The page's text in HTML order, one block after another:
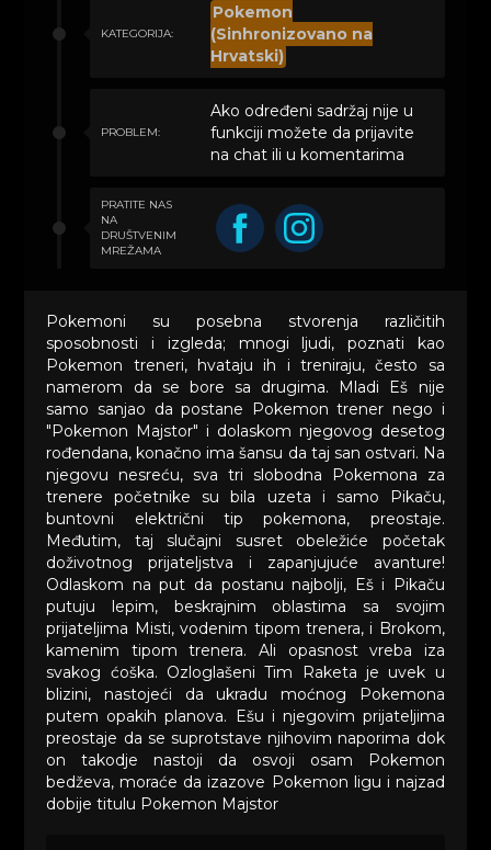
KATEGORIJA:
Pokemon
(Sinhronizovano na
Hrvatski)
PROBLEM:
Ako određeni sadržaj nije u
funkciji možete da prijavite
na chat ili u komentarima
PRATITE NAS
NA
DRUŠTVENIM
MREŽAMA
Pokemoni su posebna stvorenja različitih
sposobnosti i izgleda; mnogi ljudi, poznati kao
Pokemon treneri, hvataju ih i treniraju, često sa
namerom da se bore sa drugima. Mladi Eš nije
samo sanjao da postane Pokemon trener nego i
"Pokemon Majstor" i dolaskom njegovog desetog
rođendana, konačno ima šansu da taj san ostvari. Na
njegovu nesreću, sva tri slobodna Pokemona za
trenere početnike su bila uzeta i samo Pikaču,
buntovni električni tip pokemona, preostaje.
Međutim, taj slučajni susret obeležiće početak
doživotnog prijateljstva i zapanjujuće avanture!
Odlaskom na put da postanu najbolji, Eš i Pikaču
putuju lepim, beskrajnim oblastima sa svojim
prijateljima Misti, vodenim tipom trenera, i Brokom,
kamenim tipom trenera. Ali opasnost vreba iza
svakog ćoška. Ozloglašeni Tim Raketa je uvek u
blizini, nastojeći da ukradu moćnog Pokemona
putem opakih planova. Ešu i njegovim prijateljima
preostaje da se suprotstave njihovim naporima dok
on takodje nastoji da osvoji osam Pokemon
bedževa, moraće da izazove Pokemon ligu i najzad
dobije titulu Pokemon Majstor